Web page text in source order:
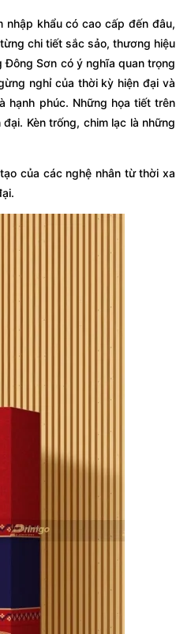
nhập khẩu có cao cấp đến đâu,
chi tiết sắc sảo, thương hiệu
Đông Sơn có ý nghĩa quan trọng
nghỉ của thời kỳ hiện đại và
hạnh phúc. Những họa tiết trên
Kèn trống, chim lạc là những
của các nghệ nhân từ thời xa